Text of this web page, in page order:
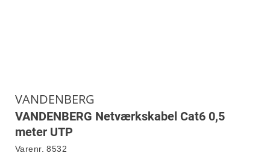
VANDENBERG
VANDENBERG Netværkskabel Cat6 0,5
meter UTP
Varenr. 8532